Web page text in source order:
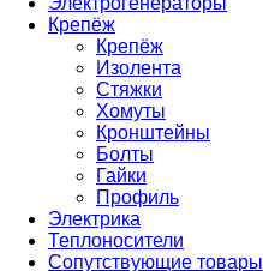
Крепёж
Крепёж
Изолента
Стяжки
Хомуты
Кронштейны
Болты
Гайки
Профиль
Электрика
Теплоносители
Сопутствующие товары